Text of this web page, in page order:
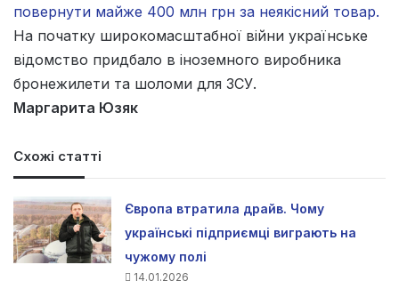
повернути майже 400 млн грн за неякісний товар.
На початку широкомасштабної війни українське
відомство придбало в іноземного виробника
бронежилети та шоломи для ЗСУ.
Маргарита Юзяк
Схожі статті
Європа втратила драйв. Чому
українські підприємці виграють на
чужому полі
14.01.2026